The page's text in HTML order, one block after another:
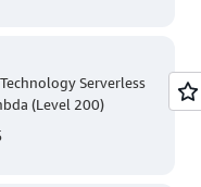
Serverless
(Level 200)